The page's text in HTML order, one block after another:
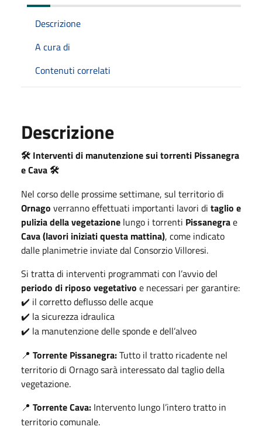
Descrizione
A cura di
Contenuti correlati
Descrizione
🛠️ Interventi di manutenzione sui torrenti Pissanegra
e Cava 🛠️
Nel corso delle prossime settimane, sul territorio di
Ornago verranno effettuati importanti lavori di taglio e
pulizia della vegetazione lungo i torrenti Pissanegrae
Cava (lavori iniziati questa mattina), come indicato
dalle planimetrie inviate dal Consorzio Villoresi.
Si tratta di interventi programmati con l’avvio del
periodo di riposo vegetativo e necessari per garantire:
✔️ il corretto deflusso delle acque
✔️ la sicurezza idraulica
✔️ la manutenzione delle sponde e dell’alveo
📍 Torrente Pissanegra:Tutto il tratto ricadente nel
territorio di Ornago sarà interessato dal taglio della
vegetazione.
📍 Torrente Cava: Intervento lungo l’intero tratto in
territorio comunale.